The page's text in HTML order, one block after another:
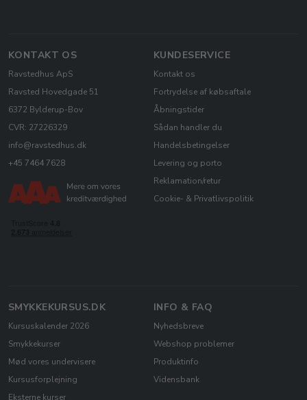
KONTAKT OS
Ravstedhus ApS
Ravsted Hovedgade 51
6372 Bylderup-Bov
CVR: 27226329
info@ravstedhus.dk
+45 7464 7628
KUNDESERVICE
Kontakt os
Fortrydelse af købsaftale
Åbningstider
Sådan handler du
Handelsbetingelser
Levering og porto
Reklamation/retur
Cookie- & Privatlivspolitik
SMYKKEKURSUS.DK
Kursuskalender 2026
Smykkekurser
Mød vores undervisere
Kursusforplejning
Eksterne kurser
INFO & FAQ
Nyhedsbreve
Webshop problemer
Produktinfo
Vidensbank